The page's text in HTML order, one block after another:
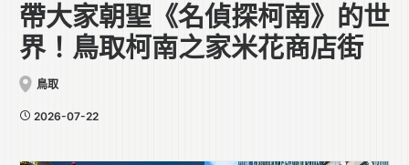
帶大家朝聖《名偵探柯南》的世
界！鳥取柯南之家米花商店街
鳥取
2026-07-22